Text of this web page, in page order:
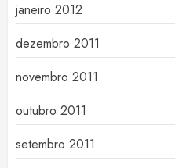
janeiro 2012
dezembro 2011
novembro 2011
outubro 2011
setembro 2011